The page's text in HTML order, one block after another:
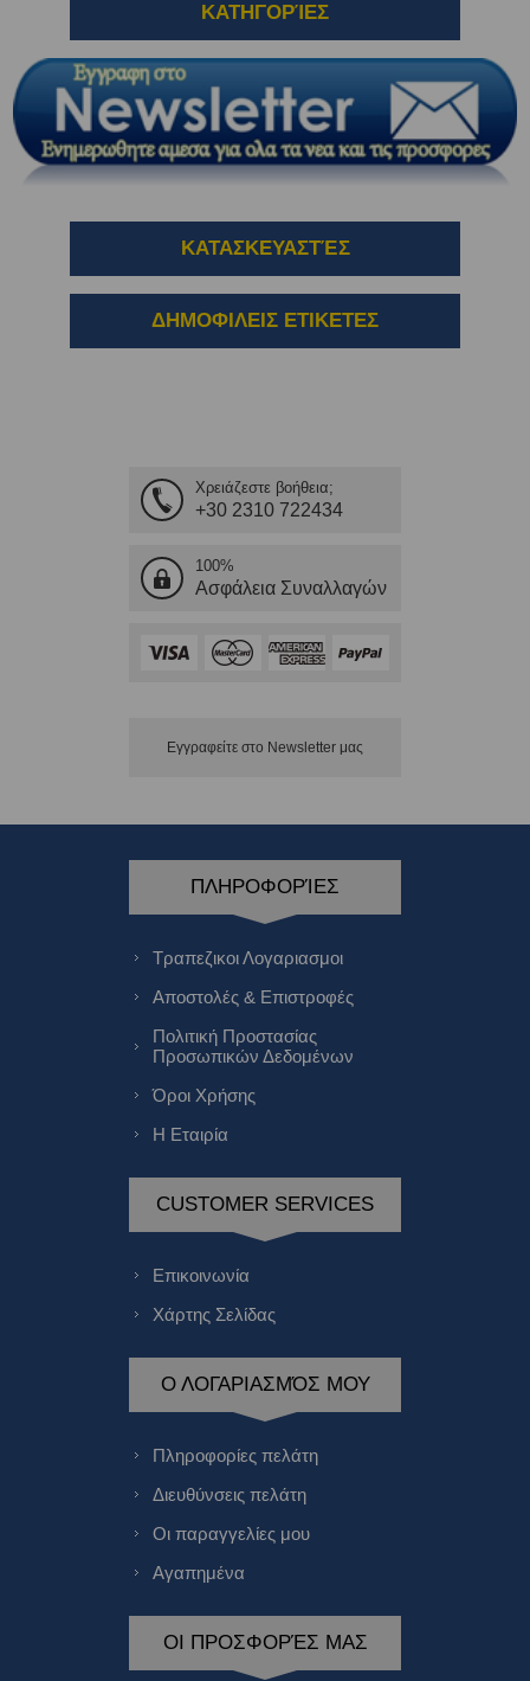
ΚΑΤΗΓΟΡΊΕΣ
ΚΑΤΑΣΚΕΥΑΣΤΈΣ
ΔΗΜΟΦΙΛΕΙΣ ΕΤΙΚΕΤΕΣ
Χρειάζεστε βοήθεια;
+30 2310 722434
100%
Ασφάλεια Συναλλαγών
Εγγραφείτε στο Νewsletter μας
ΠΛΗΡΟΦΟΡΊΕΣ
Τραπεζικοι Λογαριασμοι
Αποστολές & Επιστροφές
Πολιτική Προστασίας
Προσωπικών Δεδομένων
Όροι Χρήσης
Η Εταιρία
CUSTOMER SERVICES
Επικοινωνία
Χάρτης Σελίδας
Ο ΛΟΓΑΡΙΑΣΜΌΣ ΜΟΥ
Πληροφορίες πελάτη
Διευθύνσεις πελάτη
Οι παραγγελίες μου
Αγαπημένα
ΟΙ ΠΡΟΣΦΟΡΈΣ ΜΑΣ